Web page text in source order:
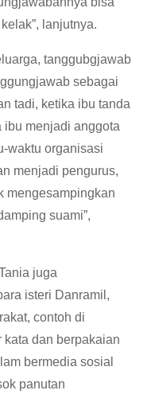
lanjutnya.
tanggubgjawab
sebagai
tadi, ketika ibu tanda
ibu menjadi anggota
waktu organisasi
menjadi pengurus,
mengesampingkan
suami”,
juga
isteri Danramil,
contoh di
kata dan berpakaian
bermedia sosial
panutan